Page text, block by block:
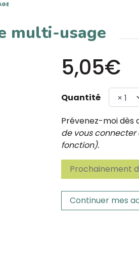
multi-usage
5,05€
Quantité
Prévenez-moi dès
de vous
fonction).
Prochainement
Continuer mes